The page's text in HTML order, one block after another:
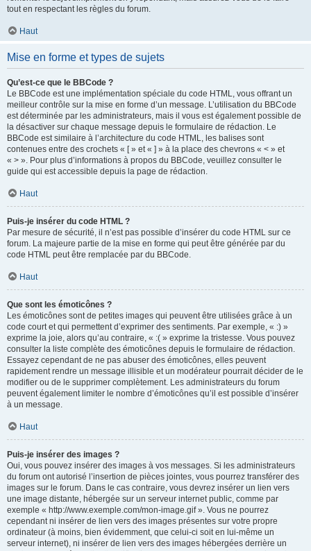
tout en respectant les règles du forum.
Haut
Mise en forme et types de sujets
Qu’est-ce que le BBCode ?
Le BBCode est une implémentation spéciale du code HTML, vous offrant un
meilleur contrôle sur la mise en forme d’un message. L’utilisation du BBCode
est déterminée par les administrateurs, mais il vous est également possible de
la désactiver sur chaque message depuis le formulaire de rédaction. Le
BBCode est similaire à l’architecture du code HTML, les balises sont
contenues entre des crochets « [ » et « ] » à la place des chevrons « < » et
« > ». Pour plus d’informations à propos du BBCode, veuillez consulter le
guide qui est accessible depuis la page de rédaction.
Haut
Puis-je insérer du code HTML ?
Par mesure de sécurité, il n’est pas possible d’insérer du code HTML sur ce
forum. La majeure partie de la mise en forme qui peut être générée par du
code HTML peut être remplacée par du BBCode.
Haut
Que sont les émoticônes ?
Les émoticônes sont de petites images qui peuvent être utilisées grâce à un
code court et qui permettent d’exprimer des sentiments. Par exemple, « :) »
exprime la joie, alors qu’au contraire, « :( » exprime la tristesse. Vous pouvez
consulter la liste complète des émoticônes depuis le formulaire de rédaction.
Essayez cependant de ne pas abuser des émoticônes, elles peuvent
rapidement rendre un message illisible et un modérateur pourrait décider de le
modifier ou de le supprimer complètement. Les administrateurs du forum
peuvent également limiter le nombre d’émoticônes qu’il est possible d’insérer
à un message.
Haut
Puis-je insérer des images ?
Oui, vous pouvez insérer des images à vos messages. Si les administrateurs
du forum ont autorisé l’insertion de pièces jointes, vous pourrez transférer des
images sur le forum. Dans le cas contraire, vous devrez insérer un lien vers
une image distante, hébergée sur un serveur internet public, comme par
exemple « http://www.exemple.com/mon-image.gif ». Vous ne pourrez
cependant ni insérer de lien vers des images présentes sur votre propre
ordinateur (à moins, bien évidemment, que celui-ci soit en lui-même un
serveur internet), ni insérer de lien vers des images hébergées derrière un